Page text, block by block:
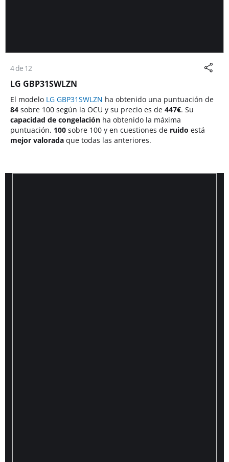
4 de 12
LG GBP31SWLZN
El modelo LG GBP31SWLZN ha obtenido una puntuación de
84 sobre 100 según la OCU y su precio es de 447€. Su
capacidad de congelación ha obtenido la máxima
puntuación, 100 sobre 100 y en cuestiones de ruido está
mejor valorada que todas las anteriores.